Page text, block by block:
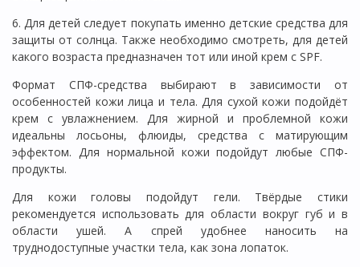
6. Для детей следует покупать именно детские средства для
защиты от солнца. Также необходимо смотреть, для детей
какого возраста предназначен тот или иной крем с SPF.
Формат СПФ-средства выбирают в зависимости от
особенностей кожи лица и тела. Для сухой кожи подойдёт
крем с увлажнением. Для жирной и проблемной кожи
идеальны лосьоны, флюиды, средства с матирующим
эффектом. Для нормальной кожи подойдут любые СПФ-
продукты.
Для кожи головы подойдут гели. Твёрдые стики
рекомендуется использовать для области вокруг губ и в
области ушей. А спрей удобнее наносить на
труднодоступные участки тела, как зона лопаток.